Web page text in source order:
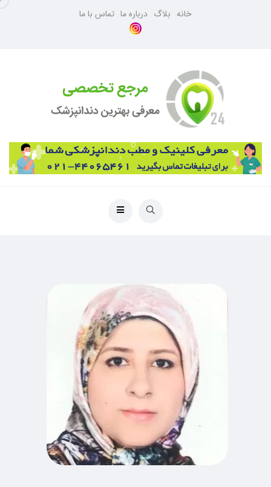
خانه بلاگ درباره ما تماس با ما